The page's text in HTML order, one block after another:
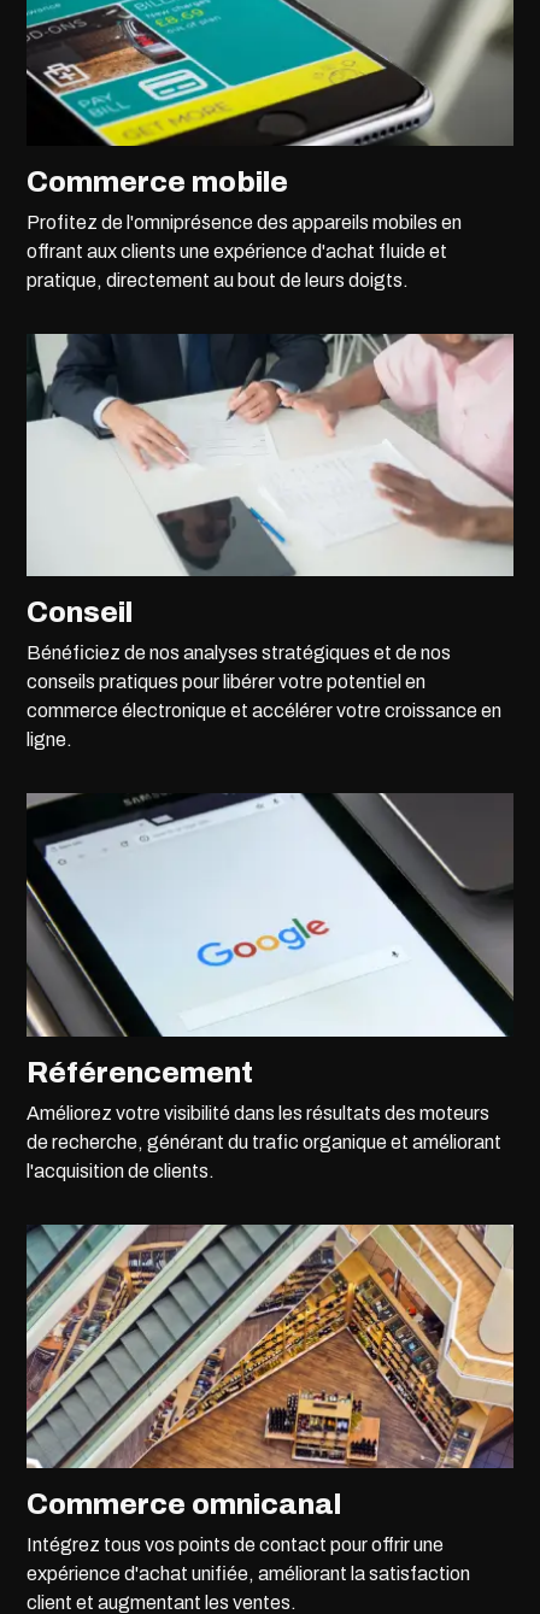
Commerce mobile
Profitez de l'omniprésence des appareils mobiles en
offrant aux clients une expérience d'achat fluide et
pratique, directement au bout de leurs doigts.
Conseil
Bénéficiez de nos analyses stratégiques et de nos
conseils pratiques pour libérer votre potentiel en
commerce électronique et accélérer votre croissance en
ligne.
Référencement
Améliorez votre visibilité dans les résultats des moteurs
de recherche, générant du trafic organique et améliorant
l'acquisition de clients.
Commerce omnicanal
Intégrez tous vos points de contact pour offrir une
expérience d'achat unifiée, améliorant la satisfaction
client et augmentant les ventes.